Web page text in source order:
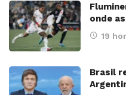
onde
19
Brasil